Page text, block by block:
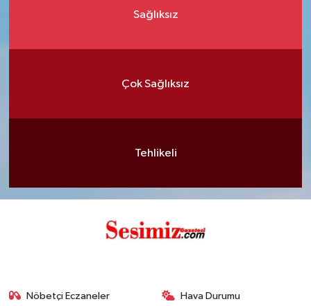
Sağlıksız
Çok Sağlıksız
Tehlikeli
Nöbetçi Eczaneler Hava Durumu